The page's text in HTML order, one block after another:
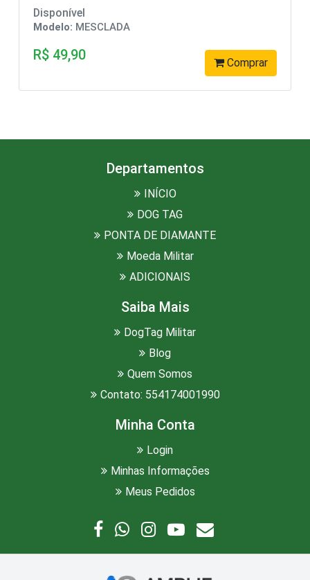
Modelo:
Departamentos
INÍCIO
DOG TAG
PONTA DE DIAMANTE
Moeda Militar
ADICIONAIS
Saiba Mais
DogTag Militar
Blog
Quem Somos
Contato: 554174001990
Minha Conta
Login
Minhas Informações
Meus Pedidos